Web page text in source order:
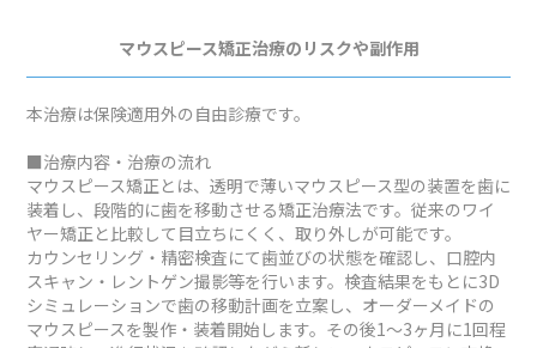
マウスピース矯正治療のリスクや副作用
本治療は保険適用外の自由診療です。
■治療内容・治療の流れ
マウスピース矯正とは、透明で薄いマウスピース型の装置を歯に
装着し、段階的に歯を移動させる矯正治療法です。従来のワイ
ヤー矯正と比較して目立ちにくく、取り外しが可能です。
カウンセリング・精密検査にて歯並びの状態を確認し、口腔内
スキャン・レントゲン撮影等を行います。検査結果をもとに3D
シミュレーションで歯の移動計画を立案し、オーダーメイドの
マウスピースを製作・装着開始します。その後1～3ヶ月に1回程